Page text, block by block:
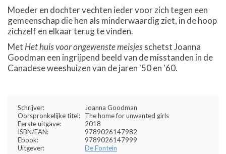
Moeder en dochter vechten ieder voor zich tegen een
gemeenschap die hen als minderwaardig ziet, in de hoop
zichzelf en elkaar terug te vinden.
Met Het huis voor ongewenste meisjesschetst Joanna
Goodman een ingrijpend beeld van de misstanden in de
Canadese weeshuizen van de jaren '50 en '60.
Schrijver:
Joanna Goodman
Oorspronkelijke titel:
The home for unwanted girls
Eerste uitgave:
2018
ISBN/EAN:
9789026147982
Ebook:
9789026147999
Uitgever:
De Fontein